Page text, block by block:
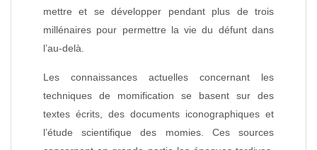
mettre et se développer pendant plus de trois
millénaires pour permettre la vie du défunt dans
l’au-delà.
Les connaissances actuelles concernant les
techniques de momification se basent sur des
textes écrits, des documents iconographiques et
l’étude scientifique des momies. Ces sources